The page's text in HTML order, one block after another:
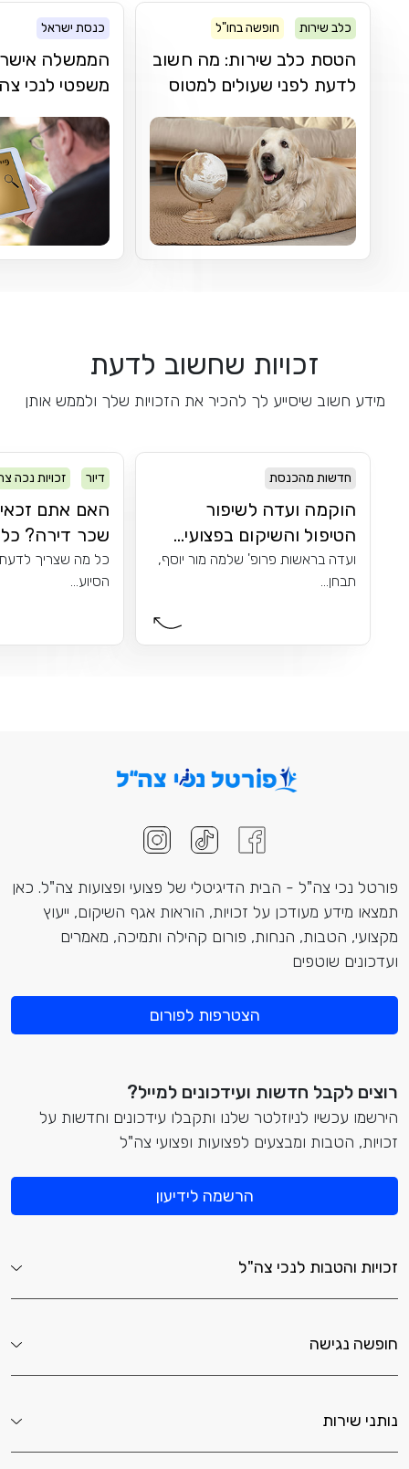
כלב שירות חופשה בחו"ל
הטסת כלב שירות: מה חשוב
לדעת לפני שעולים למטוס
כנסת ישראל
הממשלה אישרה
משפטי לנכי
זכויות שחשוב לדעת
מידע חשוב שיסייע לך להכיר את הזכויות שלך ולממש אותן
חדשות מהכנסת
הוקמה ועדה לשיפור
הטיפול והשיקום בפצועי...
ועדה בראשות פרופ' שלמה מור יוסף,
תבחן...
דיור זכויות נכה
האם אתם
שכר דירה?
כל מה שצריך
הסיוע...
פורטל נכי צה"ל - הבית הדיגיטלי של פצועי ופצועות צה"ל. כאן
תמצאו מידע מעודכן על זכויות, הוראות אגף השיקום, ייעוץ
מקצועי, הטבות, הנחות, פורום קהילה ותמיכה, מאמרים
ועדכונים שוטפים
הצטרפות לפורום
רוצים לקבל חדשות ועידכונים למייל?
הירשמו עכשיו לניוזלטר שלנו ותקבלו עידכונים וחדשות על
זכויות, הטבות ומבצעים לפצועות ופצועי צה"ל
הרשמה לידיעון
זכויות והטבות לנכי צה"ל
חופשה נגישה
נותני שירות